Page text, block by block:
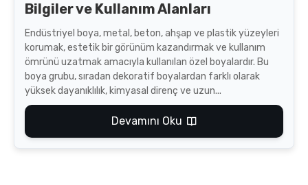
Bilgiler ve Kullanım Alanları
Endüstriyel boya, metal, beton, ahşap ve plastik yüzeyleri
korumak, estetik bir görünüm kazandırmak ve kullanım
ömrünü uzatmak amacıyla kullanılan özel boyalardır. Bu
boya grubu, sıradan dekoratif boyalardan farklı olarak
yüksek dayanıklılık, kimyasal direnç ve uzun...
Devamını Oku